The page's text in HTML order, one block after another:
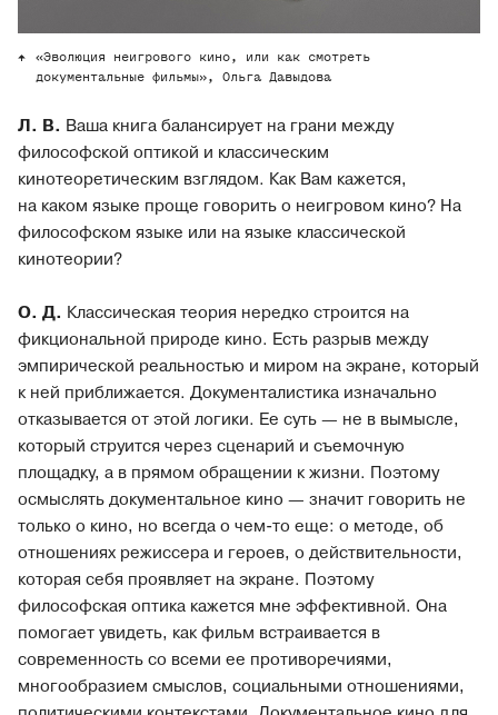
«Эволюция неигрового кино, или как смотреть
документальные фильмы», Ольга Давыдова
Л. В. Ваша книга балансирует на грани между
философской оптикой и классическим
кинотеоретическим взглядом. Как Вам кажется,
на каком языке проще говорить о неигровом кино? На
философском языке или на языке классической
кинотеории?
О. Д. Классическая теория нередко строится на
фикциональной природе кино. Есть разрыв между
эмпирической реальностью и миром на экране, который
к ней приближается. Документалистика изначально
отказывается от этой логики. Ее суть — не в вымысле,
который струится через сценарий и съемочную
площадку, а в прямом обращении к жизни. Поэтому
осмыслять документальное кино — значит говорить не
только о кино, но всегда о чем-то еще: о методе, об
отношениях режиссера и героев, о действительности,
которая себя проявляет на экране. Поэтому
философская оптика кажется мне эффективной. Она
помогает увидеть, как фильм встраивается в
современность со всеми ее противоречиями,
многообразием смыслов, социальными отношениями,